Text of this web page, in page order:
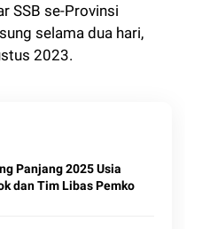
SSB se-Provinsi
selama dua hari,
2023.
Panjang 2025 Usia
Libas Pemko